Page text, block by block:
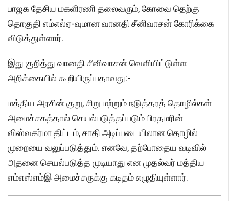
பாஜக தேசிய மகளிரணி தலைவரும், கோவை தெற்கு
தொகுதி எம்எல்ஏ-வுமான வானதி சீனிவாசன் கோரிக்கை
விடுத்துள்ளார்.
இது குறித்து வானதி சீனிவாசன் வெளியிட்டுள்ள
அறிக்கையில் கூறியிருப்பதாவது:-
மத்திய அரசின் குறு, சிறு மற்றும் நடுத்தரத் தொழில்கள்
அமைச்சகத்தால் செயல்படுத்தப்படும் பிரதமரின்
விஸ்வகர்மா திட்டம், சாதி அடிப்படையிலான தொழில்
முறையை வலுப்படுத்தும். எனவே, தற்போதைய வடிவில்
அதனை செயல்படுத்த முடியாது என முதல்வர் மத்திய
எம்எஸ்எம்இ அமைச்சருக்கு கடிதம் எழுதியுள்ளார்.